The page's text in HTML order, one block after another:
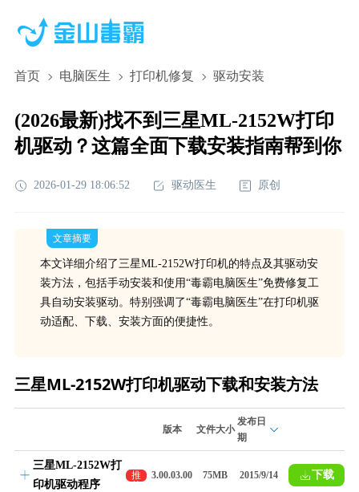
首页 电脑医生 打印机修复 驱动安装
(2026最新)找不到三星ML-2152W打印
机驱动？这篇全面下载安装指南帮到你
2026-01-29 18:06:52 驱动医生 原创
文章摘要
本文详细介绍了三星ML-2152W打印机的特点及其驱动安
装方法，包括手动安装和使用“毒霸电脑医生”免费修复工
具自动安装驱动。特别强调了“毒霸电脑医生”在打印机驱
动适配、下载、安装方面的便捷性。
三星ML-2152W打印机驱动下载和安装方法
版本 文件大小
发布日
期
三星ML-2152W打
印机驱动程序
推
荐
3.00.03.00 75MB 2015/9/14 下载